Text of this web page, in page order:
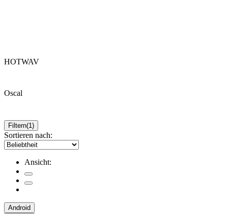
HOTWAV
Oscal
Filtern(1)
Sortieren nach:
Ansicht:
Android